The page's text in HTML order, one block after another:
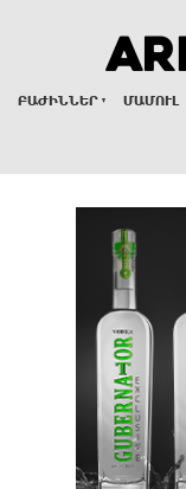
ԲԱԺԻՆՆԵՐ ՄԱՄՈՒԼ